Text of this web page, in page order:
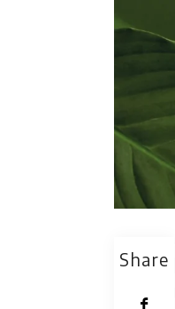
Share